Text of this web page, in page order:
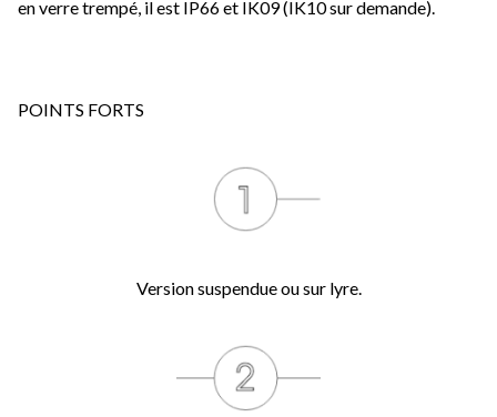
en verre trempé, il est IP66 et IK09 (IK10 sur demande).
POINTS FORTS
Version suspendue ou sur lyre.